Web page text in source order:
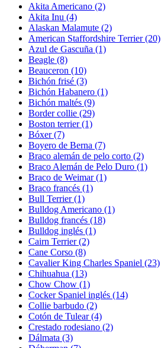
Akita Americano (2)
Akita Inu (4)
Alaskan Malamute (2)
American Staffordshire Terrier(20)
Azul de Gascuña (1)
Beagle (8)
Beauceron (10)
Bichón frisé (3)
Bichón Habanero (1)
Bichón maltés (9)
Border collie (29)
Boston terrier(1)
Bóxer(7)
Boyero de Berna (7)
Braco alemán de pelo corto (2)
Braco Alemán de Pelo Duro (1)
Braco de Weimar(1)
Braco francés (1)
Bull Terrier(1)
Bulldog Americano (1)
Bulldog francés (18)
Bulldog inglés (1)
Cairn Terrier(2)
Cane Corso (8)
Cavalier King Charles Spaniel (23)
Chihuahua (13)
Chow Chow (1)
Cocker Spaniel inglés (14)
Collie barbudo (2)
Cotón de Tulear(4)
Crestado rodesiano (2)
Dálmata (3)